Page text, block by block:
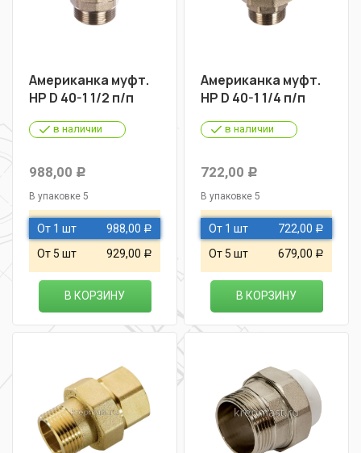
Американка муфт.
НР D 40-1 1/2 п/п
в наличии
988,00 Р
В упаковке 5
От 1 шт 988,00 Р
От 5 шт 929,00 Р
В КОРЗИНУ
Американка муфт.
НР D 40-1 1/4 п/п
в наличии
722,00 Р
В упаковке 5
От 1 шт 722,00 Р
От 5 шт 679,00 Р
В КОРЗИНУ